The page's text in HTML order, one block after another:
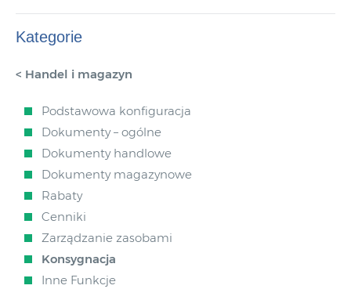
Kategorie
< Handel i magazyn
Podstawowa konfiguracja
Dokumenty – ogólne
Dokumenty handlowe
Dokumenty magazynowe
Rabaty
Cenniki
Zarządzanie zasobami
Konsygnacja
Inne Funkcje